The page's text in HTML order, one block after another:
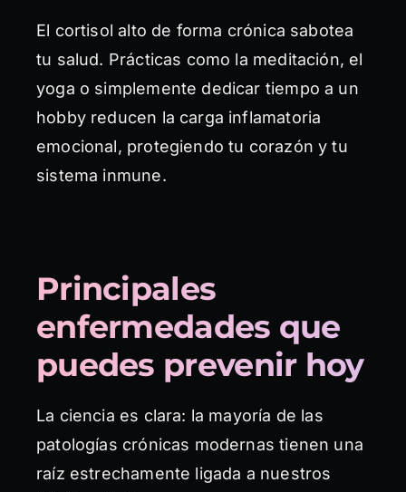
El cortisol alto de forma crónica sabotea
tu salud. Prácticas como la meditación, el
yoga o simplemente dedicar tiempo a un
hobby reducen la carga inflamatoria
emocional, protegiendo tu corazón y tu
sistema inmune.
Principales
enfermedades que
puedes prevenir hoy
La ciencia es clara: la mayoría de las
patologías crónicas modernas tienen una
raíz estrechamente ligada a nuestros